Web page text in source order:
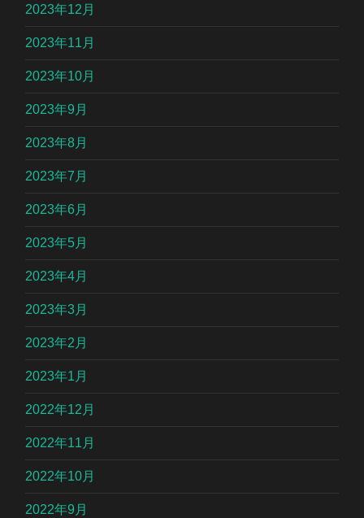
2023年12月
2023年11月
2023年10月
2023年9月
2023年8月
2023年7月
2023年6月
2023年5月
2023年4月
2023年3月
2023年2月
2023年1月
2022年12月
2022年11月
2022年10月
2022年9月